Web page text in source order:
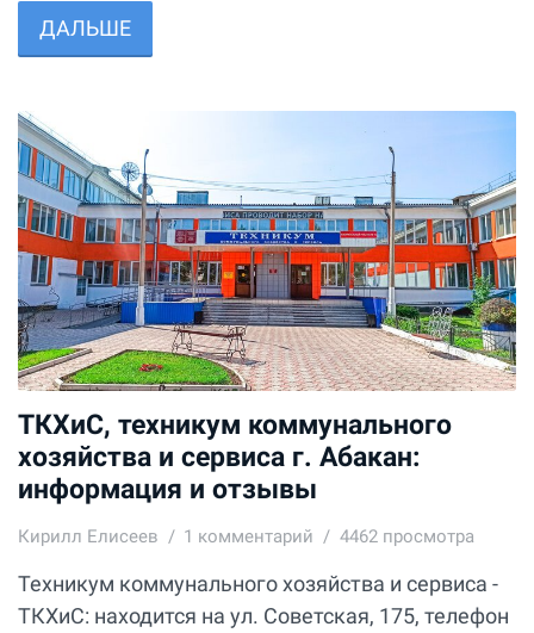
ДАЛЬШЕ
ТКХиС, техникум коммунального
хозяйства и сервиса г. Абакан:
информация и отзывы
Кирилл Елисеев 1 комментарий 4462 просмотра
Техникум коммунального хозяйства и сервиса -
ТКХиС: находится на ул. Советская, 175, телефон